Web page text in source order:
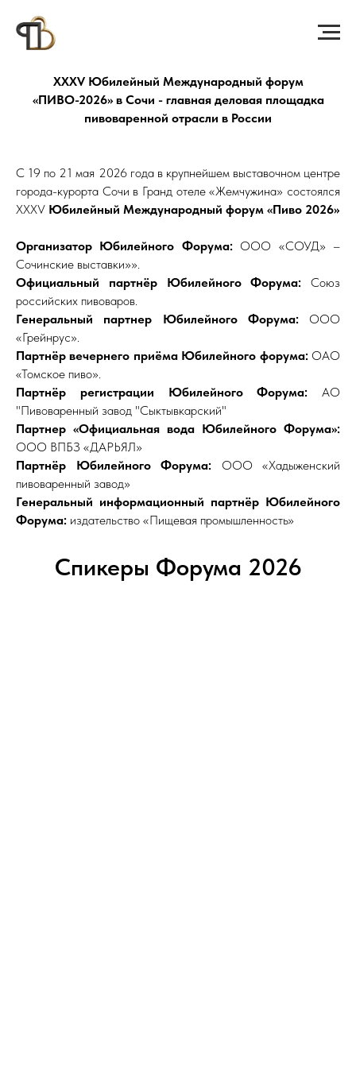
XХXV Юбилейный Международный форум
«ПИВО-2026» в Сочи - главная деловая площадка
пивоваренной отрасли в России
С 19 по 21 мая 2026 года в крупнейшем выставочном центре
города-курорта Сочи в Гранд отеле «Жемчужина» состоялся
XХXV Юбилейный Международный форум «Пиво 2026»
Организатор Юбилейного Форума:ООО «СОУД» –
Сочинские выставки»».
Официальный партнёр Юбилейного Форума: Союз
российских пивоваров.
Генеральный партнер Юбилейного Форума: ООО
«Грейнрус».
Партнёр вечернего приёма Юбилейного форума: ОАО
«Томское пиво».
Партнёр регистрации Юбилейного Форума: АО
"Пивоваренный завод "Сыктывкарский"
Партнер «Официальная вода Юбилейного Форума»:
ООО ВПБЗ «ДАРЬЯЛ»
Партнёр Юбилейного Форума: ООО «Хадыженский
пивоваренный завод»
Генеральный информационный партнёр Юбилейного
Форума: издательство «Пищевая промышленность»
Спикеры Форума 2026